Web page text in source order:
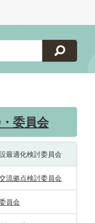
委員会
最適化検討委員会
流拠点検討委員会
員会